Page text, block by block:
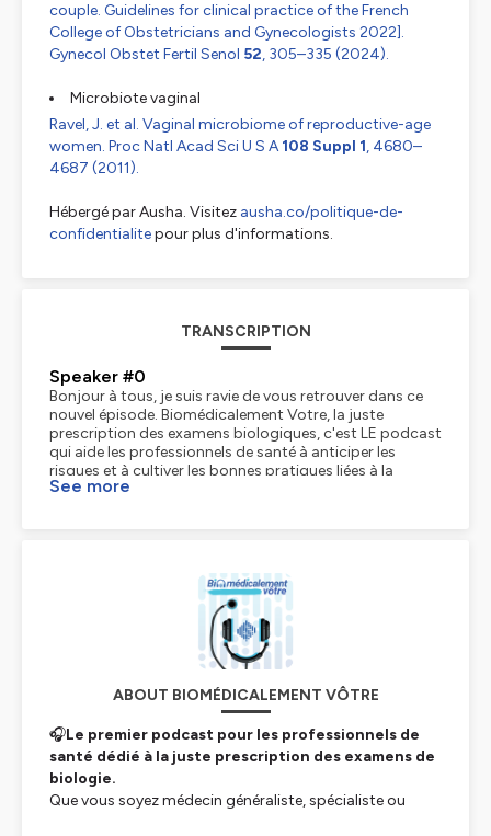
couple. Guidelines for clinical practice of the French
College of Obstetricians and Gynecologists 2022].
Gynecol Obstet Fertil Senol 52, 305–335 (2024).
Microbiote vaginal
Ravel, J. et al. Vaginal microbiome of reproductive-age
women. Proc Natl Acad Sci U S A 108 Suppl 1, 4680–
4687 (2011).
Hébergé par Ausha. Visitez ausha.co/politique-de-
confidentialitepour plus d'informations.
TRANSCRIPTION
Speaker #0
Bonjour à tous, je suis ravie de vous retrouver dans ce
nouvel épisode. Biomédicalement Votre, la juste
prescription des examens biologiques, c'est LE podcast
qui aide les professionnels de santé à anticiper les
risques et à cultiver les bonnes pratiques liées à la
prescription des examens de biologie. Je suis Abla,
Alors sans plus attendre, voici une question posée par
Catherine, médecin généraliste à Montpellier.
Bonjour. Je reçois une jeune femme qui a des pertes, un
prurite et des douleurs pelviennes qui l'incommodent
beaucoup. Je suspecte une vaginose. Comment faire
pour avoir un diagnostic juste ? Merci Catherine pour
cette question autour de la vaginose. Le diagnostic
recommandé, c'est un prélèvement vaginal. avec un
score de Nugent et une culture, que je détaillerai par la
suite du podcast. Et ensuite, je vous présenterai deux
See more
ABOUT BIOMÉDICALEMENT VÔTRE
🎧Le premier podcast pour les professionnels de
santé dédié à la juste prescription des examens de
biologie.
Que vous soyez médecin généraliste, spécialiste ou